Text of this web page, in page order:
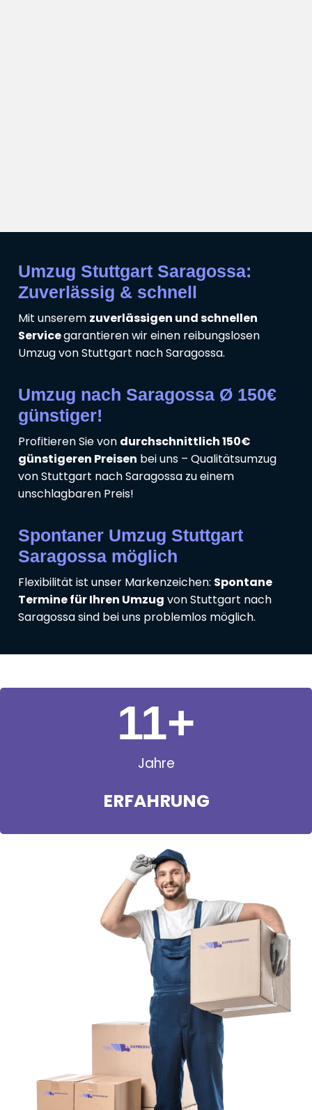
Umzug Stuttgart Saragossa:
Zuverlässig & schnell
Mit unserem zuverlässigen und schnellen
Servicegarantieren wir einen reibungslosen
Umzug von Stuttgart nach Saragossa.
Umzug nach Saragossa Ø 150€
günstiger!
Profitieren Sie von durchschnittlich 150€
günstigeren Preisen bei uns – Qualitätsumzug
von Stuttgart nach Saragossa zu einem
unschlagbaren Preis!
Spontaner Umzug Stuttgart
Saragossa möglich
Flexibilität ist unser Markenzeichen: Spontane
Termine für Ihren Umzug von Stuttgart nach
Saragossa sind bei uns problemlos möglich.
Jahre
ERFAHRUNG
11+